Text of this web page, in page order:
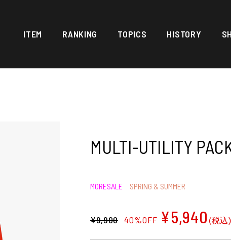
ITEM RANKING TOPICS HISTORY
MULTI-UTILITY
MORESALE SPRING & SUMMER
¥9,900 40%OFF ¥5,940 (税込)